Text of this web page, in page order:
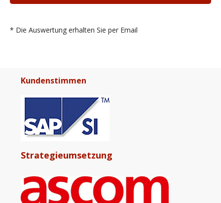
* Die Auswertung erhalten Sie per Email
Kundenstimmen
Strategieumsetzung